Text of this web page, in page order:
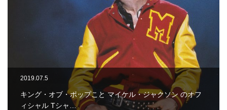
2019.07.5
キング・オブ・ポップこと マイケル・ジャクソン のオフ
ィシャル Tシャ…